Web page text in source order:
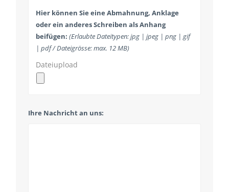
Hier können Sie eine Abmahnung, Anklage
oder ein anderes Schreiben als Anhang
beifügen: (Erlaubte Dateitypen: jpg | jpeg | png | gif
| pdf / Dateigrösse: max. 12 MB)
Dateiupload
Ihre Nachricht an uns: